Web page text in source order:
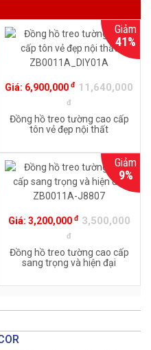
Giảm
41%
Giá: 6,900,000 đ 11,640,000
đ
Đồng hồ treo tường cao cấp
tôn vẻ đẹp nội thất
Giảm
9%
Giá: 3,200,000 đ 3,500,000
đ
Đồng hồ treo tường cao cấp
sang trọng và hiện đại